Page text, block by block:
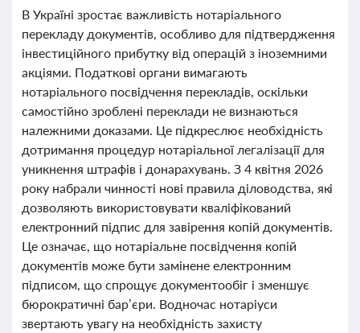
В Україні зростає важливість нотаріального
перекладу документів, особливо для підтвердження
інвестиційного прибутку від операцій з іноземними
акціями. Податкові органи вимагають
нотаріального посвідчення перекладів, оскільки
самостійно зроблені переклади не визнаються
належними доказами. Це підкреслює необхідність
дотримання процедур нотаріальної легалізації для
уникнення штрафів і донарахувань. З 4 квітня 2026
року набрали чинності нові правила діловодства, які
дозволяють використовувати кваліфікований
електронний підпис для завірення копій документів.
Це означає, що нотаріальне посвідчення копій
документів може бути замінене електронним
підписом, що спрощує документообіг і зменшує
бюрократичні бар’єри. Водночас нотаріуси
звертають увагу на необхідність захисту